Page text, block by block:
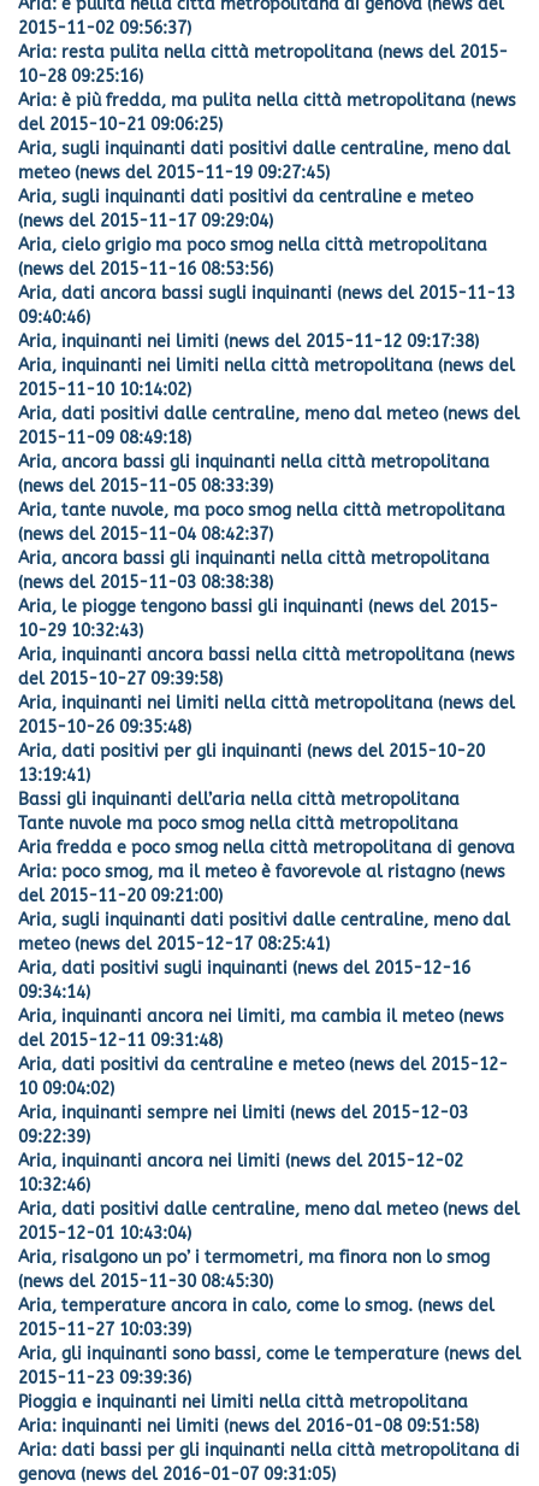
2015-11-02 09:56:37)
Aria: resta pulita nella città metropolitana (news del 2015-
10-28 09:25:16)
Aria: è più fredda, ma pulita nella città metropolitana (news
del 2015-10-21 09:06:25)
Aria, sugli inquinanti dati positivi dalle centraline, meno dal
meteo (news del 2015-11-19 09:27:45)
Aria, sugli inquinanti dati positivi da centraline e meteo
(news del 2015-11-17 09:29:04)
Aria, cielo grigio ma poco smog nella città metropolitana
(news del 2015-11-16 08:53:56)
Aria, dati ancora bassi sugli inquinanti (news del 2015-11-13
09:40:46)
Aria, inquinanti nei limiti (news del 2015-11-12 09:17:38)
Aria, inquinanti nei limiti nella città metropolitana (news del
2015-11-10 10:14:02)
Aria, dati positivi dalle centraline, meno dal meteo (news del
2015-11-09 08:49:18)
Aria, ancora bassi gli inquinanti nella città metropolitana
(news del 2015-11-05 08:33:39)
Aria, tante nuvole, ma poco smog nella città metropolitana
(news del 2015-11-04 08:42:37)
Aria, ancora bassi gli inquinanti nella città metropolitana
(news del 2015-11-03 08:38:38)
Aria, le piogge tengono bassi gli inquinanti (news del 2015-
10-29 10:32:43)
Aria, inquinanti ancora bassi nella città metropolitana (news
del 2015-10-27 09:39:58)
Aria, inquinanti nei limiti nella città metropolitana (news del
2015-10-26 09:35:48)
Aria, dati positivi per gli inquinanti (news del 2015-10-20
13:19:41)
Bassi gli inquinanti dell’aria nella città metropolitana
Tante nuvole ma poco smog nella città metropolitana
Aria fredda e poco smog nella città metropolitana di genova
Aria: poco smog, ma il meteo è favorevole al ristagno (news
del 2015-11-20 09:21:00)
Aria, sugli inquinanti dati positivi dalle centraline, meno dal
meteo (news del 2015-12-17 08:25:41)
Aria, dati positivi sugli inquinanti (news del 2015-12-16
09:34:14)
Aria, inquinanti ancora nei limiti, ma cambia il meteo (news
del 2015-12-11 09:31:48)
Aria, dati positivi da centraline e meteo (news del 2015-12-
10 09:04:02)
Aria, inquinanti sempre nei limiti (news del 2015-12-03
09:22:39)
Aria, inquinanti ancora nei limiti (news del 2015-12-02
10:32:46)
Aria, dati positivi dalle centraline, meno dal meteo (news del
2015-12-01 10:43:04)
Aria, risalgono un po’ i termometri, ma finora non lo smog
(news del 2015-11-30 08:45:30)
Aria, temperature ancora in calo, come lo smog. (news del
2015-11-27 10:03:39)
Aria, gli inquinanti sono bassi, come le temperature (news del
2015-11-23 09:39:36)
Pioggia e inquinanti nei limiti nella città metropolitana
Aria: inquinanti nei limiti (news del 2016-01-08 09:51:58)
Aria: dati bassi per gli inquinanti nella città metropolitana di
genova (news del 2016-01-07 09:31:05)